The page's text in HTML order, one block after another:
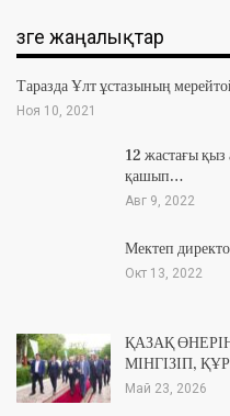
Өзге жаңалықтар
Таразда Ұлт ұстазының
Ноя 10, 2021
12 жастағы қыз
қашып…
Авг 9, 2022
Мектеп
Окт 13, 2022
ҚАЗАҚ
МІНГІЗІП,
Май 23, 2026